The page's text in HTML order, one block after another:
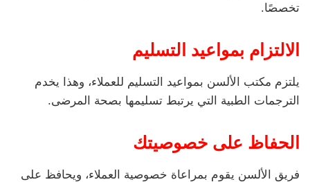
تخصصًا.
الالتزام بمواعيد التسليم
يلتزم مكتب الألسن بمواعيد التسليم للعملاء، وهذا يخدم
الترجمات الطبية التي يرتبط تسليمها بصحة المرضى.
الحفاظ على خصوصيتك
فريق الألسن يقوم بمراعاة خصوصية العملاء، ويحافظ على